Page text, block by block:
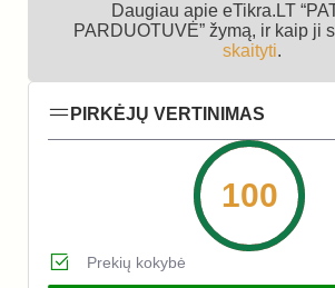
Daugiau apie eTikra.LT
PARDUOTUVĖ” žymą, ir kaip ji
skaityti.
PIRKĖJŲ VERTINIMAS
100
Prekių kokybė